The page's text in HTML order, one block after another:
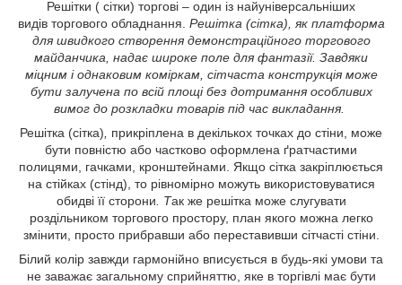
Решітки ( сітки) торгові – один із найуніверсальніших
видів торгового обладнання. Решітка (сітка), як платформа
для швидкого створення демонстраційного торгового
майданчика, надає широке поле для фантазії. Завдяки
міцним і однаковим коміркам, сітчаста конструкція може
бути залучена по всій площі без дотримання особливих
вимог до розкладки товарів під час викладання.
Решітка (сітка), прикріплена в декількох точках до стіни, може
бути повністю або частково оформлена ґратчастими
полицями, гачками, кронштейнами. Якщо сітка закріплюється
на стійках (стінд), то рівномірно можуть використовуватися
обидві її сторони. Так же решітка може слугувати
роздільником торгового простору, план якого можна легко
змінити, просто прибравши або переставивши сітчасті стіни.
Білий колір завжди гармонійно вписується в будь-які умови та
не заважає загальному сприйняттю, яке в торгівлі має бути